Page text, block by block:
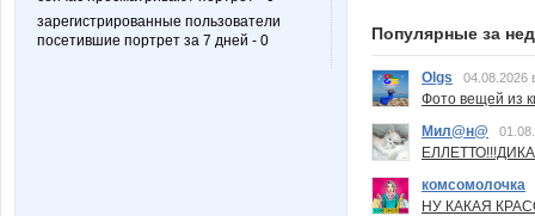
зарегистрированные пользователи
посетившие портрет за 7 дней - 0
Популярные за
Olgs 04.08.2026
Фото вещей из
Мил@н@
комсомолочка
НУ КАКАЯ